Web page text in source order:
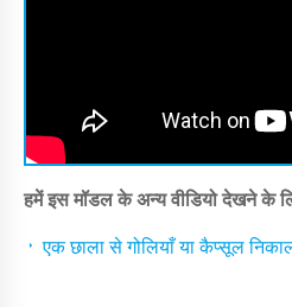
हमें इस मॉडल के अन्य वीडियो देखने के
एक छाला से गोलियाँ या कैप्सूल